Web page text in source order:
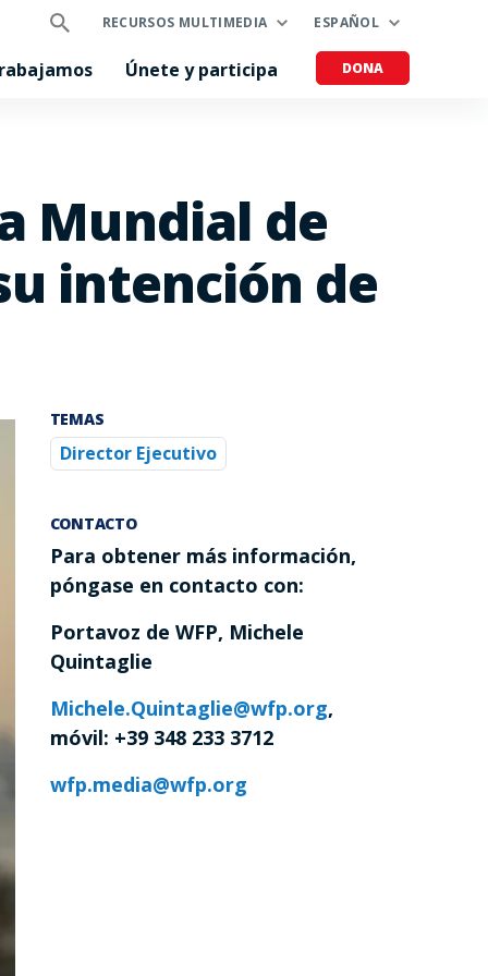
RECURSOS MULTIMEDIA ESPAÑOL
Únete y participa DONA
Mundial de
intención de
TEMAS
Director Ejecutivo
CONTACTO
Para obtener más información,
póngase en contacto con:
Portavoz de WFP, Michele
Quintaglie
Michele.Quintaglie@wfp.org,
móvil: +39 348 233 3712
wfp.media@wfp.org